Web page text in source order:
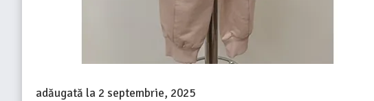
adăugată la 2 septembrie, 2025